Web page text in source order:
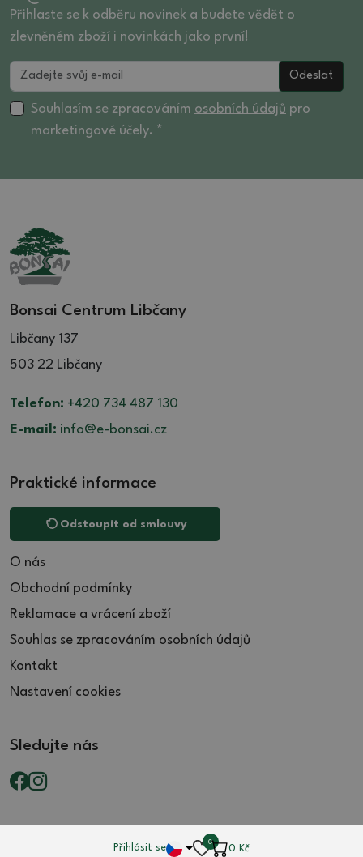
Přihlásit se
0
0 Kč
Přihlaste se k odběru novinek a budete vědět o
zlevněném zboží i novinkách jako první!
Odeslat
Souhlasím se zpracováním osobních údajů pro
marketingové účely. *
Bonsai Centrum Libčany
Libčany 137
503 22 Libčany
Telefon: +420 734 487 130
E-mail: info@e-bonsai.cz
Praktické informace
Odstoupit od smlouvy
O nás
Obchodní podmínky
Reklamace a vrácení zboží
Souhlas se zpracováním osobních údajů
Kontakt
Nastavení cookies
Sledujte nás